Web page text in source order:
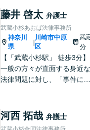
藤井 啓太 弁護士
武蔵小杉あおば法律事務所
神奈川
県
|
川崎市中原
区
武
分
【「武蔵小杉駅」 徒歩3分】
一般の方々が直面する身近な
法律問題に対し、「事件に大
なに小さな問題でも、真剣に
向き合い、最善の解決策をご
河西 拓哉 弁護士